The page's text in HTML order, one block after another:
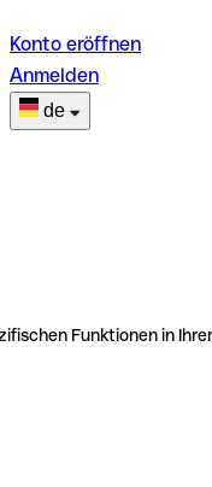
Konto eröffnen
Anmelden
de
Funktionen in Ihrer